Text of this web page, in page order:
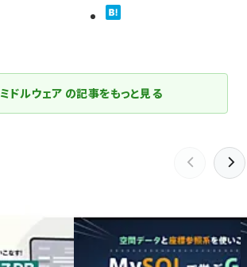
ミドルウェア の記事をもっと見る